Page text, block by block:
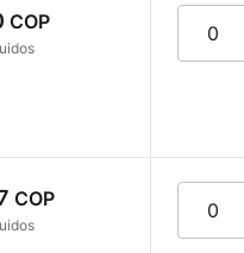
COP 0
COP 0